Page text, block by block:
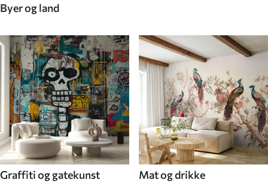
Byer og land
Graffiti og gatekunst Mat og drikke